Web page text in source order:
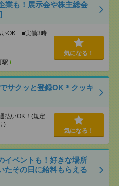
業も！展示会や株主総会
いOK ■実働3時
駅 / …
気になる！
サクッと登録OK＊クッキ
払いOK！(規定
)
気になる！
イベントも！好きな場所
たその日に給料もらえる